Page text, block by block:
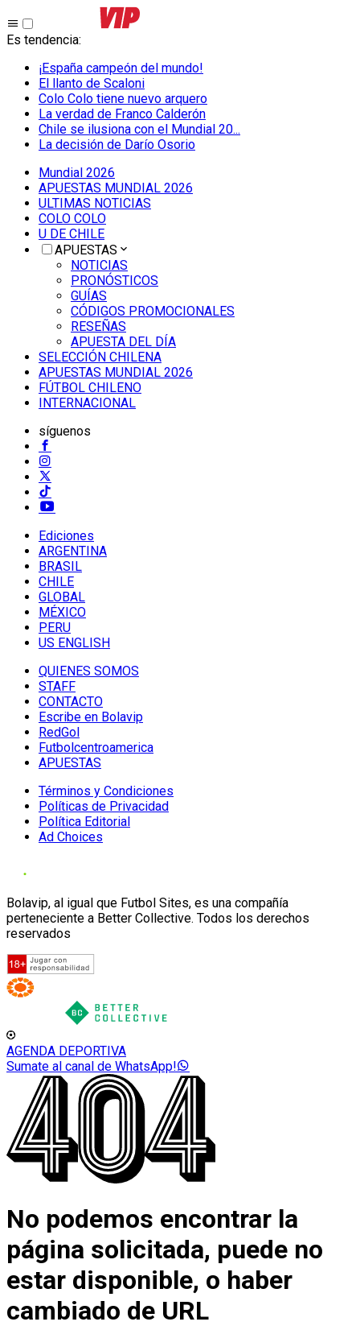
Es tendencia:
¡España campeón del mundo!
El llanto de Scaloni
Colo Colo tiene nuevo arquero
La verdad de Franco Calderón
Chile se ilusiona con el Mundial 20...
La decisión de Darío Osorio
Mundial 2026
APUESTAS MUNDIAL 2026
ULTIMAS NOTICIAS
COLO COLO
U DE CHILE
APUESTAS
NOTICIAS
PRONÓSTICOS
GUÍAS
CÓDIGOS PROMOCIONALES
RESEÑAS
APUESTA DEL DÍA
SELECCIÓN CHILENA
APUESTAS MUNDIAL 2026
FÚTBOL CHILENO
INTERNACIONAL
síguenos
Ediciones
ARGENTINA
BRASIL
CHILE
GLOBAL
MÉXICO
PERU
US ENGLISH
QUIENES SOMOS
STAFF
CONTACTO
Escribe en Bolavip
RedGol
Futbolcentroamerica
APUESTAS
Términos y Condiciones
Políticas de Privacidad
Política Editorial
Ad Choices
Bolavip, al igual que Futbol Sites, es una compañía
perteneciente a Better Collective. Todos los derechos
reservados
AGENDA DEPORTIVA
Sumate al canal de WhatsApp!
No podemos encontrar la
página solicitada, puede no
estar disponible, o haber
cambiado de URL